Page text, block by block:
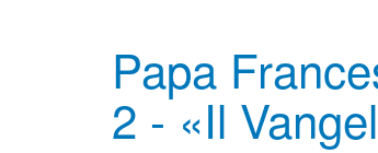
Papa
2 - «Il